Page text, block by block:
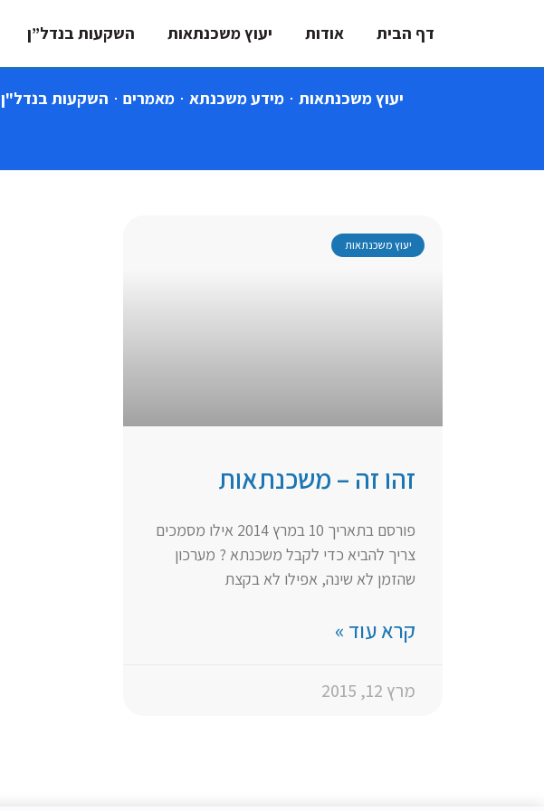
דף הבית אודות יעוץ משכנתאות השקעות בנדל”ן
יעוץ משכנתאות מידע משכנתא מאמרים השקעות בנדל"ן
יעוץ משכנתאות
זהו זה – משכנתאות
פורסם בתאריך 10 במרץ 2014 אילו מסמכים
צריך להביא כדי לקבל משכנתא ? מערכון
שהזמן לא שינה, אפילו לא בקצת
קרא עוד »
מרץ 12, 2015